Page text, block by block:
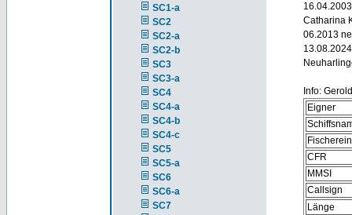
SC1-a
SC2
SC2-a
SC2-b
SC3
SC3-a
SC4
SC4-a
SC4-b
SC4-c
SC5
SC5-a
SC6
SC6-a
SC7
Catharina
06.2013
Info:
Eigner
CFR
MMSI
Callsign
Länge